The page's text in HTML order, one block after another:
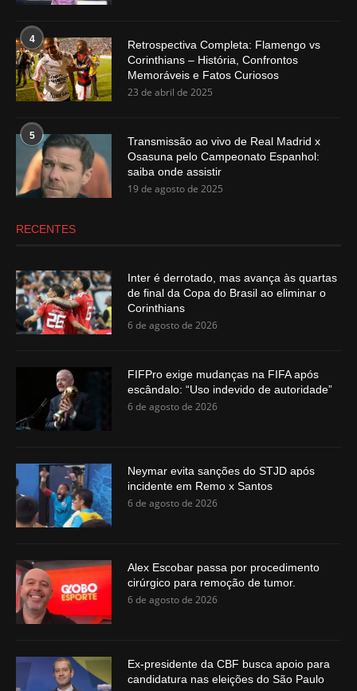
4
Retrospectiva Completa: Flamengo vs
Corinthians – História, Confrontos
Memoráveis e Fatos Curiosos
23 de abril de 2025
5
Transmissão ao vivo de Real Madrid x
Osasuna pelo Campeonato Espanhol:
saiba onde assistir
19 de agosto de 2025
RECENTES
Inter é derrotado, mas avança às quartas
de final da Copa do Brasil ao eliminar o
Corinthians
6 de agosto de 2026
FIFPro exige mudanças na FIFA após
escândalo: “Uso indevido de autoridade”
6 de agosto de 2026
Neymar evita sanções do STJD após
incidente em Remo x Santos
6 de agosto de 2026
Alex Escobar passa por procedimento
cirúrgico para remoção de tumor.
6 de agosto de 2026
Ex-presidente da CBF busca apoio para
candidatura nas eleições do São Paulo